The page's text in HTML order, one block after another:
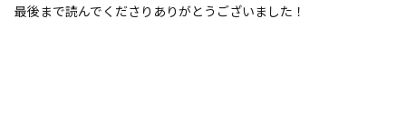
最後まで読んでくださりありがとうございました！